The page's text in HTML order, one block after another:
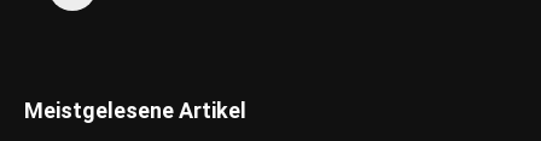
Meistgelesene Artikel